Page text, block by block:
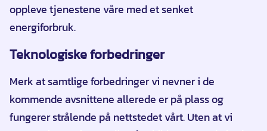
oppleve tjenestene våre med et senket
energiforbruk.
Teknologiske forbedringer
Merk at samtlige forbedringer vi nevner i de
kommende avsnittene allerede er på plass og
fungerer strålende på nettstedet vårt. Uten at vi